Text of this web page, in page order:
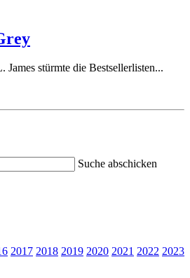
stürmte die Bestsellerlisten...
Suche abschicken
2017 2018 2019 2020 2021 2022 2023